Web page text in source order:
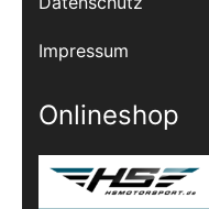
Impressum
Onlineshop